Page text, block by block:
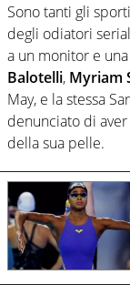
Sono tanti gli
degli odiatori
a un monitor e
Balotelli, Myriam
May, e la stessa
denunciato di
della sua pelle.